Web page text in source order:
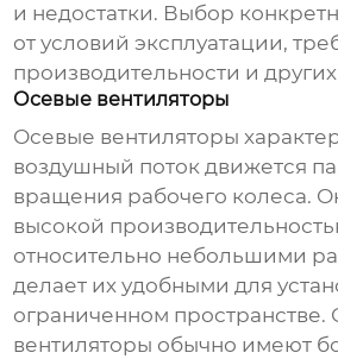
и недостатки. Выбор
от условий эксплуатации,
производительности и
Осевые вентиляторы
Осевые вентиляторы
воздушный поток движется
вращения рабочего колеса.
высокой
относительно небольшими
делает их удобными для
ограниченном пространстве.
вентиляторы обычно имеют